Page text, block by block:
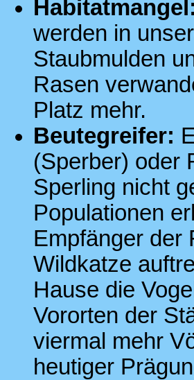
Habitatmangel:
werden in
Staubmulden
Rasen
Platz mehr.
Beutegreifer:
(Sperber) oder
Sperling nicht
Populationen
Empfänger der
Wildkatze
Hause die
Vororten der
viermal mehr
heutiger